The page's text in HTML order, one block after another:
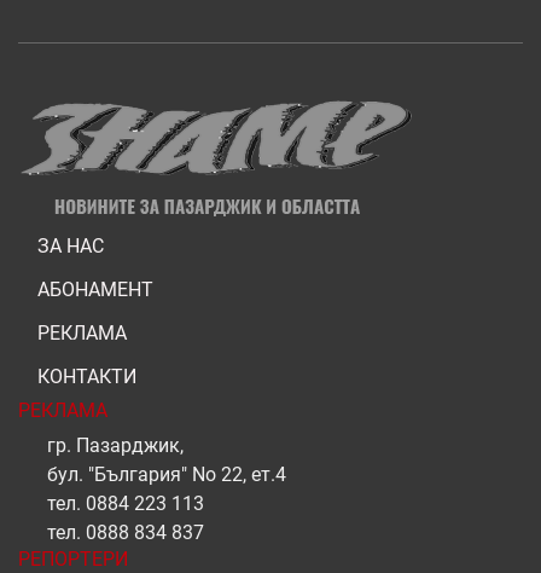
ЗА НАС
АБОНАМЕНТ
РЕКЛАМА
КОНТАКТИ
РЕКЛАМА
гр. Пазарджик,
бул. "България" No 22, ет.4
тел. 0884 223 113
тел. 0888 834 837
РЕПОРТЕРИ